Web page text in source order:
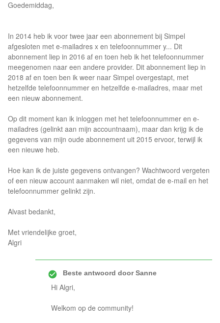
Goedemiddag,
In 2014 heb ik voor twee jaar een abonnement bij Simpel
afgesloten met e-mailadres x en telefoonnummer y... Dit
abonnement liep in 2016 af en toen heb ik het telefoonnummer
meegenomen naar een andere provider. Dit abonnement liep in
2018 af en toen ben ik weer naar Simpel overgestapt, met
hetzelfde telefoonnummer en hetzelfde e-mailadres, maar met
een nieuw abonnement.
Op dit moment kan ik inloggen met het telefoonnummer en e-
mailadres (gelinkt aan mijn accountnaam), maar dan krijg ik de
gegevens van mijn oude abonnement uit 2015 ervoor, terwijl ik
een nieuwe heb.
Hoe kan ik de juiste gegevens ontvangen? Wachtwoord vergeten
of een nieuw account aanmaken wil niet, omdat de e-mail en het
telefoonnummer gelinkt zijn.
Alvast bedankt,
Met vriendelijke groet,
Algri
Beste antwoord doorSanne
Hi Algri,
Welkom op de community!